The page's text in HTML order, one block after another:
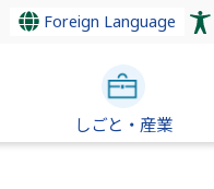
Foreign Language
しごと・産業